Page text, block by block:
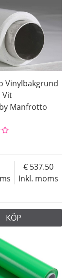
Vinylbakgrund
Vit
Manfrotto
Inkl. moms
537.50
KÖP